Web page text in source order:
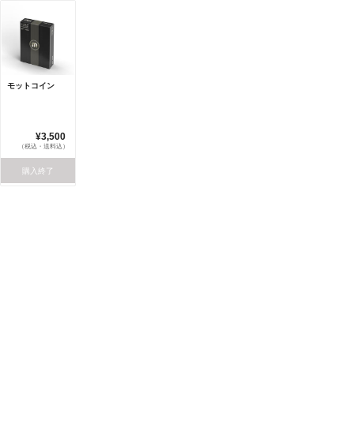
モットコイン
¥3,500
（税込・送料込）
購入終了